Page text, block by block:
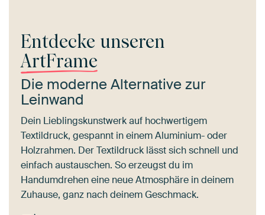
Entdecke unseren
ArtFrame
Die moderne Alternative zur
Leinwand
Dein Lieblingskunstwerk auf hochwertigem
Textildruck, gespannt in einem Aluminium- oder
Holzrahmen. Der Textildruck lässt sich schnell und
einfach austauschen. So erzeugst du im
Handumdrehen eine neue Atmosphäre in deinem
Zuhause, ganz nach deinem Geschmack.